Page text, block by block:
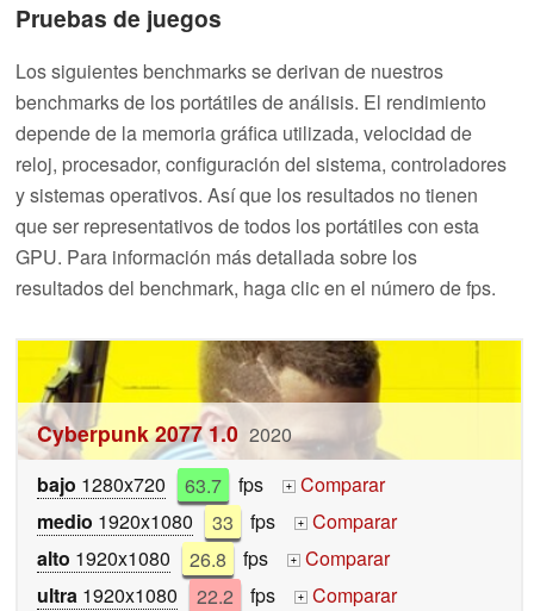
Pruebas de juegos
Los siguientes benchmarks se derivan de nuestros
benchmarks de los portátiles de análisis. El rendimiento
depende de la memoria gráfica utilizada, velocidad de
reloj, procesador, configuración del sistema, controladores
y sistemas operativos. Así que los resultados no tienen
que ser representativos de todos los portátiles con esta
GPU. Para información más detallada sobre los
resultados del benchmark, haga clic en el número de fps.
Cyberpunk 2077 1.0 2020
bajo 1280x720 63.7 fps +
Comparar
medio 1920x1080 33 fps +
Comparar
alto 1920x1080 26.8 fps +
Comparar
ultra 1920x1080 22.2 fps +
Comparar